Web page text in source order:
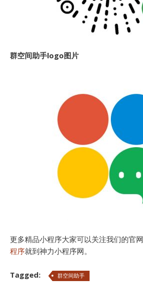
群空间助手logo图片
更多精品小程序大家可以关注我们的官
程序就到神力小程序网。
Tagged: 群空间助手